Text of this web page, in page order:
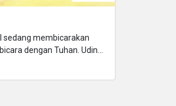
sedang membicarakan
dengan Tuhan. Udin
karena apapun yang